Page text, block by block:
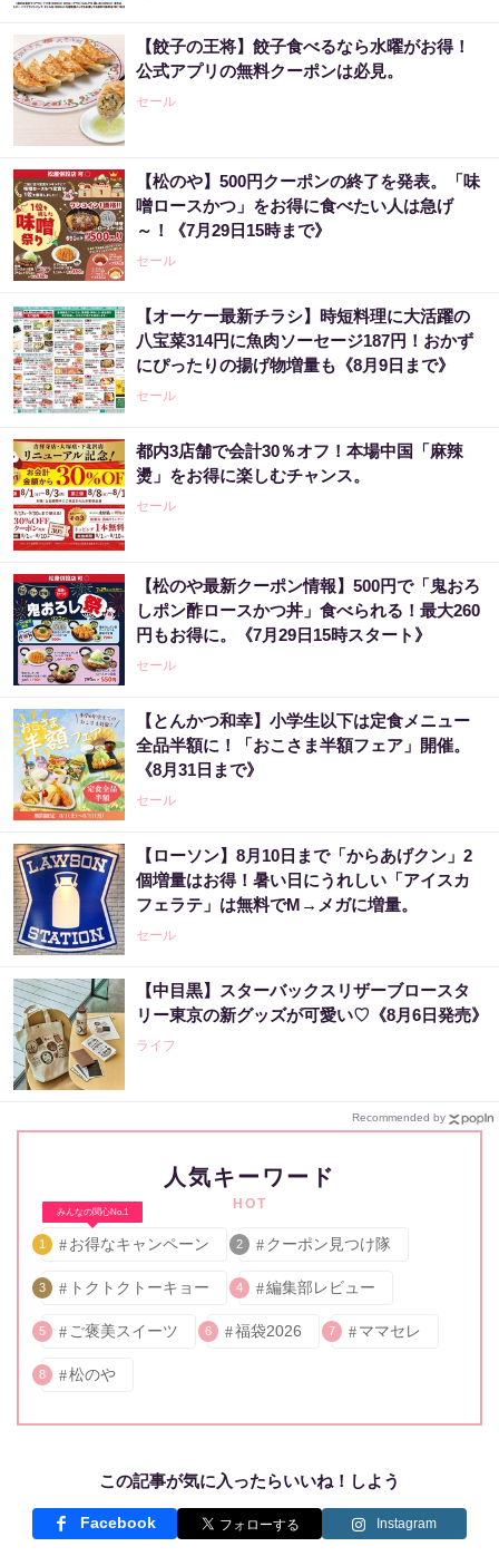
【餃子の王将】餃子食べるなら水曜がお得！
公式アプリの無料クーポンは必見。
セール
【松のや】500円クーポンの終了を発表。「味
噌ロースかつ」をお得に食べたい人は急げ
～！《7月29日15時まで》
セール
【オーケー最新チラシ】時短料理に大活躍の
八宝菜314円に魚肉ソーセージ187円！おかず
にぴったりの揚げ物増量も《8月9日まで》
セール
都内3店舗で会計30％オフ！本場中国「麻辣
燙」をお得に楽しむチャンス。
セール
【松のや最新クーポン情報】500円で「鬼おろ
しポン酢ロースかつ丼」食べられる！最大260
円もお得に。《7月29日15時スタート》
セール
【とんかつ和幸】小学生以下は定食メニュー
全品半額に！「おこさま半額フェア」開催。
《8月31日まで》
セール
【ローソン】8月10日まで「からあげクン」2
個増量はお得！暑い日にうれしい「アイスカ
フェラテ」は無料でM→メガに増量。
セール
【中目黒】スターバックスリザーブロースタ
リー東京の新グッズが可愛い♡《8月6日発売》
ライフ
Recommended by
人気キーワード
HOT
みんなの関心No.1
1 お得なキャンペーン 2 クーポン見つけ隊
3 トクトクトーキョー 4 編集部レビュー
5 ご褒美スイーツ 6 福袋2026 7 ママセレ
8 松のや
この記事が気に入ったらいいね！しよう
Facebook Instagram